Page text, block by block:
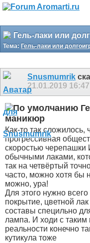
Гель-лаки или
Тема: Гель-лаки или
Snusmumrik
21.01.2019 16:47
маникюр
Как-то так сложилось,
прогрессивная
скоростью черепашки
обычными лаками,
так на четвёртый
часто, можно хотя бы
можно, ура!
Для этого нужно
покрытие, цветной
составы специльно
лампа. И ходи с
реальности конечно
кутикула тоже